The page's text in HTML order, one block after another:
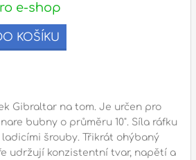
– 18:00
e-shop
KOŠÍKU
Gibraltar na tom. Je určen pro
bubny o průměru 10". Síla ráfku
ladicími šrouby. Třikrát ohýbaný
udržují konzistentní tvar, napětí a